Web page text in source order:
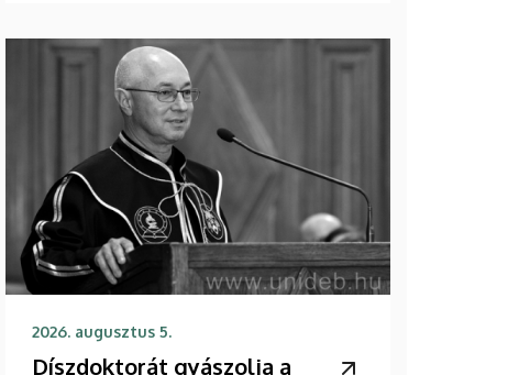
2026. augusztus 5.
Díszdoktorát gyászolja a